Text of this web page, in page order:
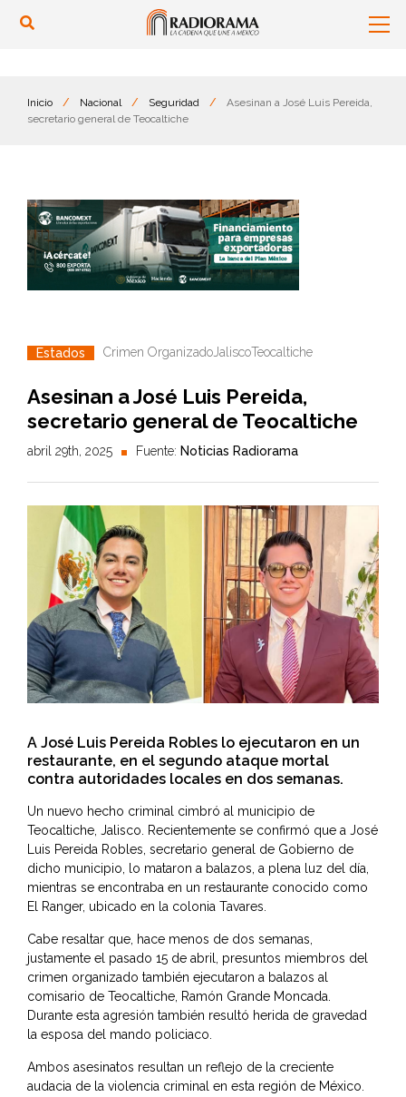
Inicio / Nacional / Seguridad /
Asesinan a José Luis Pereida,
secretario general de Teocaltiche
Estados Crimen Organizado JaliscoTeocaltiche
Asesinan a José Luis Pereida,
secretario general de Teocaltiche
abril 29th, 2025 Fuente: Noticias Radiorama
A José Luis Pereida Robles lo ejecutaron en un
restaurante, en el segundo ataque mortal
contra autoridades locales en dos semanas.
Un nuevo hecho criminal cimbró al municipio de
Teocaltiche, Jalisco. Recientemente se confirmó que a José
Luis Pereida Robles, secretario general de Gobierno de
dicho municipio, lo mataron a balazos, a plena luz del día,
mientras se encontraba en un restaurante conocido como
El Ranger, ubicado en la colonia Tavares.
Cabe resaltar que, hace menos de dos semanas,
justamente el pasado 15 de abril, presuntos miembros del
crimen organizado también ejecutaron a balazos al
comisario de Teocaltiche, Ramón Grande Moncada.
Durante esta agresión también resultó herida de gravedad
la esposa del mando policiaco.
Ambos asesinatos resultan un reflejo de la creciente
audacia de la violencia criminal en esta región de México.